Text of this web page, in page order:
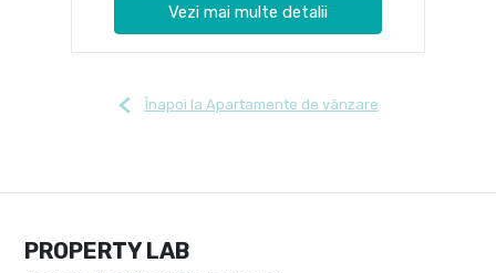
Vezi mai multe detalii
Înapoi la Apartamente de vânzare
PROPERTY LAB